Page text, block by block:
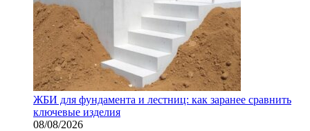
ЖБИ для фундамента и лестниц: как заранее сравнить
ключевые изделия
08/08/2026